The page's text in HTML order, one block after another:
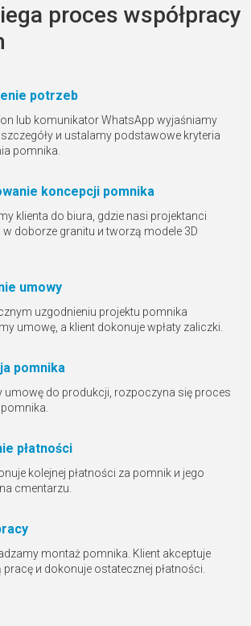
proces współpracy
potrzeb
lub komunikator WhatsApp wyjaśniamy
и ustalamy podstawowe kryteria
pomnika.
koncepcji pomnika
klienta do biura, gdzie nasi projektanci
doborze granitu и tworzą modele 3D
umowy
uzgodnieniu projektu pomnika
umowę, a klient dokonuje wpłaty zaliczki.
pomnika
umowę do produkcji, rozpoczyna się proces
płatności
kolejnej płatności za pomnik и jego
cmentarzu.
montaż pomnika. Klient akceptuje
и dokonuje ostatecznej płatności.